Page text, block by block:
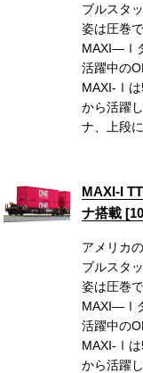
ブルスタ
姿は圧巻
MAXI—Ⅰ
活躍中の
MAXI-Ⅰは
から活躍
ナ、上段
MAXI-I
ナ搭載
アメリカ
ブルスタ
姿は圧巻
MAXI—Ⅰ
活躍中の
MAXI-Ⅰは
から活躍